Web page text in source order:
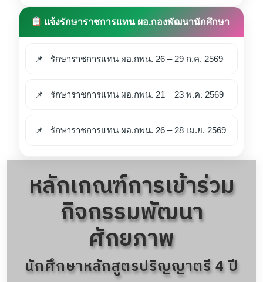
แจ้งรักษาราชการแทน ผอ.กองพัฒนานักศึกษา
รักษาราชการแทน ผอ.กพน. 26 – 29 ก.ค. 2569
รักษาราชการแทน ผอ.กพน. 21 – 23 พ.ค. 2569
รักษาราชการแทน ผอ.กพน. 26 – 28 เม.ย. 2569
หลักเกณฑ์การเข้าร่วม
กิจกรรมพัฒนา
ศักยภาพ
นักศึกษาหลักสูตรปริญญาตรี 4 ปี